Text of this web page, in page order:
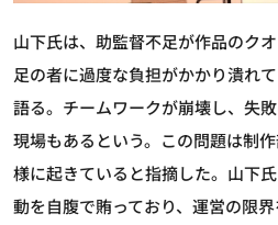
山下氏は、助監督不足が作品のク
足の者に過度な負担がかかり潰れ
語る。チームワークが崩壊し、失
現場もあるという。この問題は制
様に起きていると指摘した。山下
動を自腹で賄っており、運営の限